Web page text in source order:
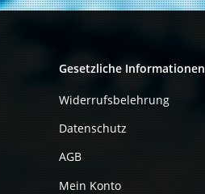
Gesetzliche Informationen
Widerrufsbelehrung
Datenschutz
AGB
Mein Konto